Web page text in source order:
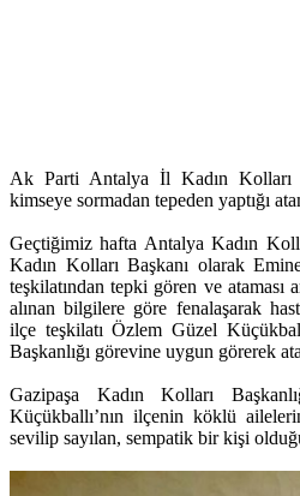
Ak Parti Antalya İl Kadın Kolları
kimseye sormadan tepeden yaptığı
Geçtiğimiz hafta Antalya Kadın
Kadın Kolları Başkanı olarak
teşkilatından tepki gören ve ataması
alınan bilgilere göre fenalaşarak
ilçe teşkilatı Özlem Güzel
Başkanlığı görevine uygun görerek
Gazipaşa Kadın Kolları
Küçükballı’nın ilçenin köklü
sevilip sayılan, sempatik bir kişi